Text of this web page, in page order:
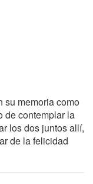
su memoria como
de contemplar la
los dos juntos allí,
de la felicidad